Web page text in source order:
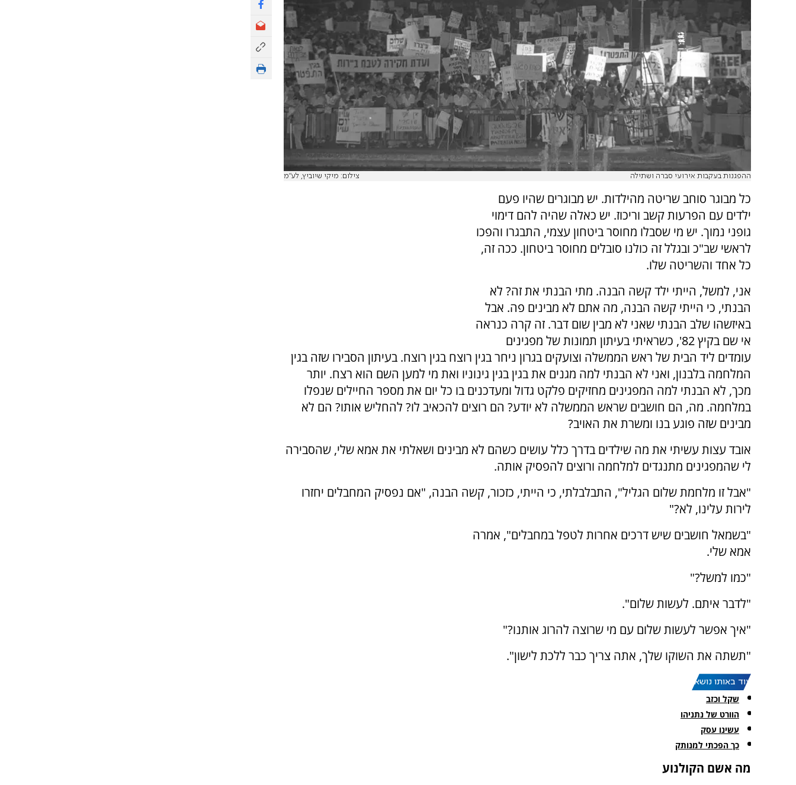
ההפגנות בעקבות אירועי סברה ושתילה צילום: מיקי שיוביץ, לע"מ
כל מבוגר סוחב שריטה מהילדות. יש מבוגרים שהיו פעם
ילדים עם הפרעות קשב וריכוז. יש כאלה שהיה להם דימוי
גופני נמוך. יש מי שסבלו מחוסר ביטחון עצמי, התבגרו והפכו
לראשי שב"כ ובגלל זה כולנו סובלים מחוסר ביטחון. ככה זה,
כל אחד והשריטה שלו.
אני, למשל, הייתי ילד קשה הבנה. מתי הבנתי את זה? לא
הבנתי, כי הייתי קשה הבנה, מה אתם לא מבינים פה. אבל
באיזשהו שלב הבנתי שאני לא מבין שום דבר. זה קרה כנראה
אי שם בקיץ 82', כשראיתי בעיתון תמונות של מפגינים
עומדים ליד הבית של ראש הממשלה וצועקים בגרון ניחר בגין רוצח בגין רוצח. בעיתון הסבירו שזה בגין
המלחמה בלבנון, ואני לא הבנתי למה מגנים את בגין בגין גינוניו ואת מי למען השם הוא רצח. יותר
מכך, לא הבנתי למה המפגינים מחזיקים פלקט גדול ומעדכנים בו כל יום את מספר החיילים שנפלו
במלחמה. מה, הם חושבים שראש הממשלה לא יודע? הם רוצים להכאיב לו? להחליש אותו? הם לא
מבינים שזה פוגע בנו ומשרת את האויב?
אובד עצות עשיתי את מה שילדים בדרך כלל עושים כשהם לא מבינים ושאלתי את אמא שלי, שהסבירה
לי שהמפגינים מתנגדים למלחמה ורוצים להפסיק אותה.
"אבל זו מלחמת שלום הגליל", התבלבלתי, כי הייתי, כזכור, קשה הבנה, "אם נפסיק המחבלים יחזרו
לירות עלינו, לא?"
"בשמאל חושבים שיש דרכים אחרות לטפל במחבלים", אמרה
אמא שלי.
"כמו למשל?"
"לדבר איתם. לעשות שלום".
"איך אפשר לעשות שלום עם מי שרוצה להרוג אותנו?"
"תשתה את השוקו שלך, אתה צריך כבר ללכת לישון".
עוד באותו נושא:
שקל וכזב
הוורט של נתניהו
עשינו עסק
כך הפכתי למנותק
מה אשם הקולנוע